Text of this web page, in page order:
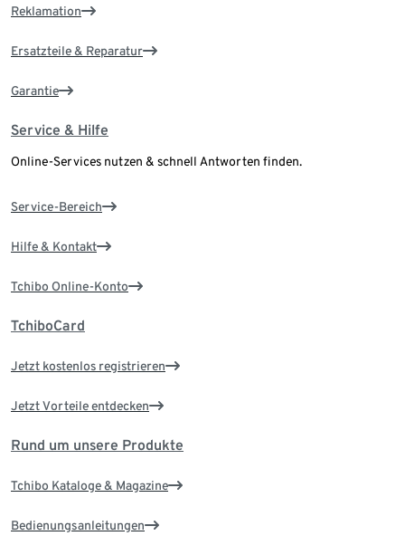
Reklamation
Ersatzteile & Reparatur
Garantie
Service & Hilfe
Online-Services nutzen & schnell Antworten finden.
Service-Bereich
Hilfe & Kontakt
Tchibo Online-Konto
TchiboCard
Jetzt kostenlos registrieren
Jetzt Vorteile entdecken
Rund um unsere Produkte
Tchibo Kataloge & Magazine
Bedienungsanleitungen